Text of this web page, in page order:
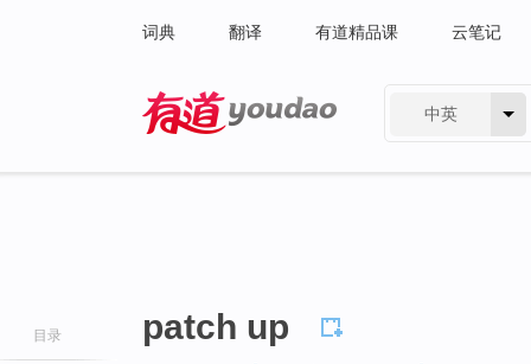
词典 翻译 有道精品课 云笔记
中英
目录 patch up